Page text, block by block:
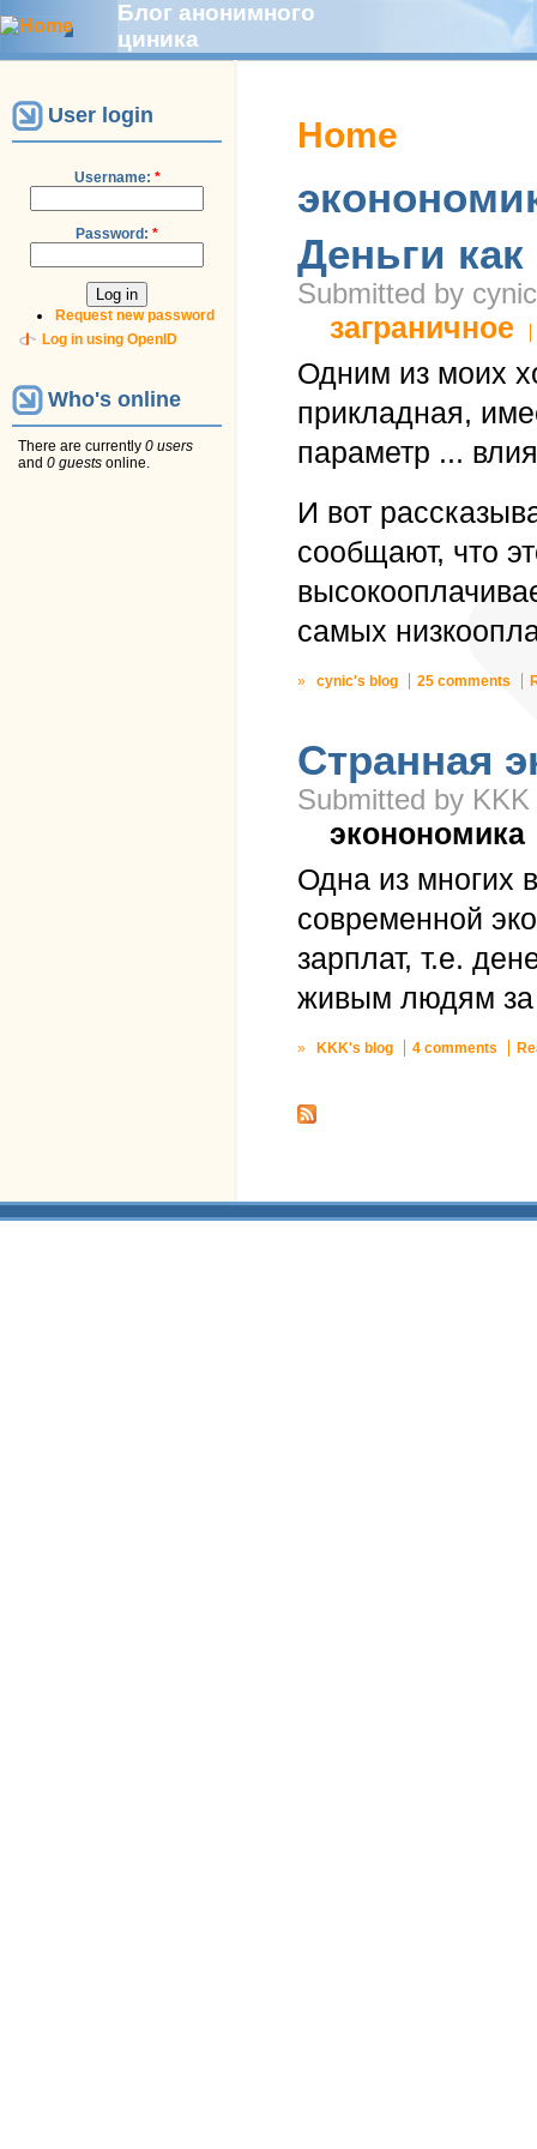
Блог анонимного
циника
User login
Username: *
Password: *
Request new password
Log in using OpenID
Who's online
There are currently 0 users
and 0 guests online.
Home
Деньги
Submitted by
заграничное
Одним из моих
прикладная,
параметр ...
И вот
сообщают, что
самых
» cynic's blog 25 comments
Странная
Submitted by
эконономика
Одна из многих
современной
зарплат, т.е.
живым людям за
» KKK's blog 4 comments